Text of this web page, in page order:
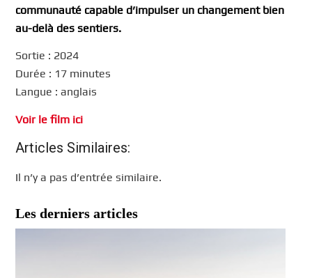
communauté capable d’impulser un changement bien
au-delà des sentiers.
Sortie : 2024
Durée : 17 minutes
Langue : anglais
Voir le film ici
Articles Similaires:
Il n’y a pas d’entrée similaire.
Les derniers articles